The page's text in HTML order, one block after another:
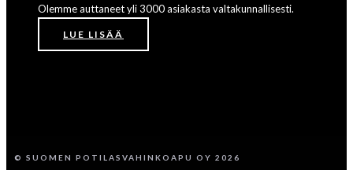
Olemme auttaneet yli 3000 asiakasta valtakunnallisesti.
LUE LISÄÄ
© SUOMEN POTILASVAHINKOAPU OY 2026